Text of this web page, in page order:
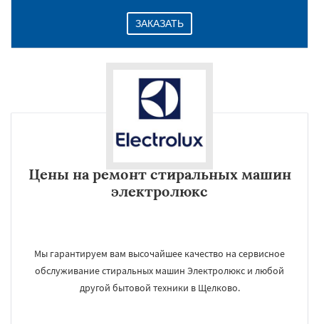
ЗАКАЗАТЬ
Цены на ремонт стиральных машин
электролюкс
Мы гарантируем вам высочайшее качество на сервисное
обслуживание стиральных машин Электролюкс и любой
другой бытовой техники в Щелково.